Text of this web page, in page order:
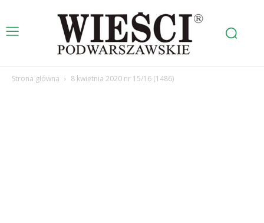
Strona główna 8 kwietnia 2020 nr 15/16 (1486)